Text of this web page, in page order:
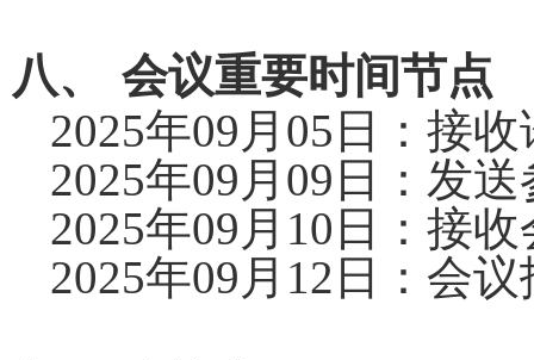
八、
会议重要时间节点
2025年09 月 05 日：接
2025年09 月 09 日：发
2025年09 月 10 日：接
2025年09 月 12 日：会